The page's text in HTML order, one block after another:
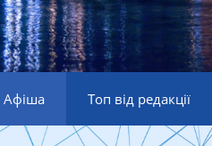
Афіша Топ від редакції